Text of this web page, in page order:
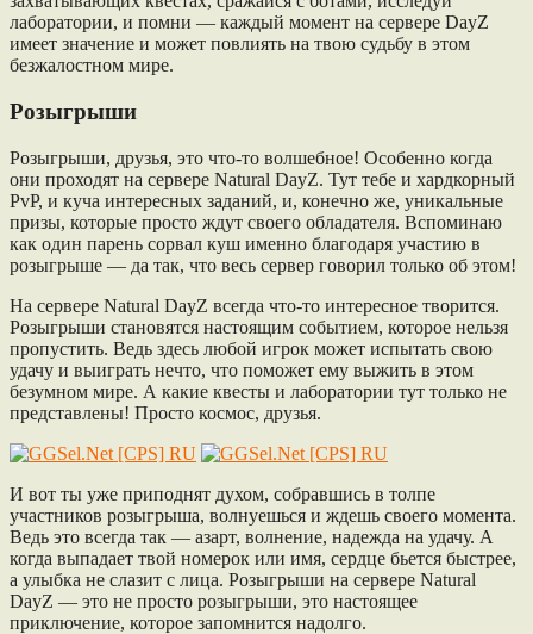
лаборатории, и помни — каждый момент на сервере DayZ
имеет значение и может повлиять на твою судьбу в этом
безжалостном мире.
Розыгрыши
Розыгрыши, друзья, это что-то волшебное! Особенно когда
они проходят на сервере Natural DayZ. Тут тебе и хардкорный
PvP, и куча интересных заданий, и, конечно же, уникальные
призы, которые просто ждут своего обладателя. Вспоминаю
как один парень сорвал куш именно благодаря участию в
розыгрыше — да так, что весь сервер говорил только об этом!
На сервере Natural DayZ всегда что-то интересное творится.
Розыгрыши становятся настоящим событием, которое нельзя
пропустить. Ведь здесь любой игрок может испытать свою
удачу и выиграть нечто, что поможет ему выжить в этом
безумном мире. А какие квесты и лаборатории тут только не
представлены! Просто космос, друзья.
И вот ты уже приподнят духом, собравшись в толпе
участников розыгрыша, волнуешься и ждешь своего момента.
Ведь это всегда так — азарт, волнение, надежда на удачу. А
когда выпадает твой номерок или имя, сердце бьется быстрее,
а улыбка не слазит с лица. Розыгрыши на сервере Natural
DayZ — это не просто розыгрыши, это настоящее
приключение, которое запомнится надолго.